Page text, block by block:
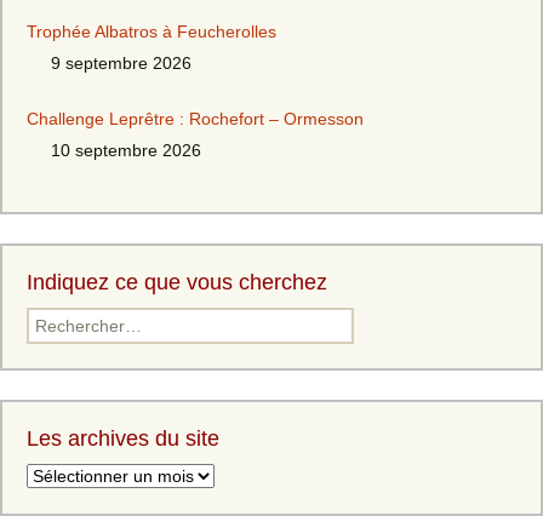
Trophée Albatros à Feucherolles
9 septembre 2026
Challenge Leprêtre : Rochefort – Ormesson
10 septembre 2026
Indiquez ce que vous cherchez
Les archives du site